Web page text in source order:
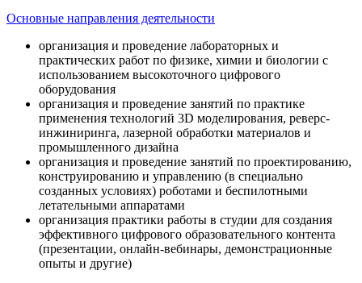
Основные направления деятельности
организация и проведение лабораторных и
практических работ по физике, химии и биологии с
использованием высокоточного цифрового
оборудования
организация и проведение занятий по практике
применения технологий 3D моделирования, реверс-
инжиниринга, лазерной обработки материалов и
промышленного дизайна
организация и проведение занятий по проектированию,
конструированию и управлению (в специально
созданных условиях) роботами и беспилотными
летательными аппаратами
организация практики работы в студии для создания
эффективного цифрового образовательного контента
(презентации, онлайн-вебинары, демонстрационные
опыты и другие)